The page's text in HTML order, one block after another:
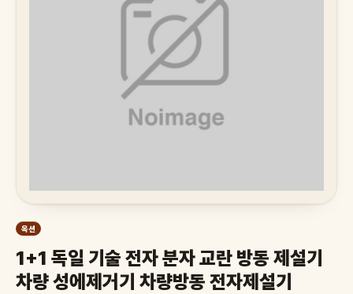
옥션
1+1 독일 기술 전자 분자 교란 방동 제설기
차량 성에제거기 차량방동 전자제설기